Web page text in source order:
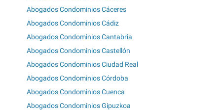
Abogados Condominios Cáceres
Abogados Condominios Cádiz
Abogados Condominios Cantabria
Abogados Condominios Castellón
Abogados Condominios Ciudad Real
Abogados Condominios Córdoba
Abogados Condominios Cuenca
Abogados Condominios Gipuzkoa